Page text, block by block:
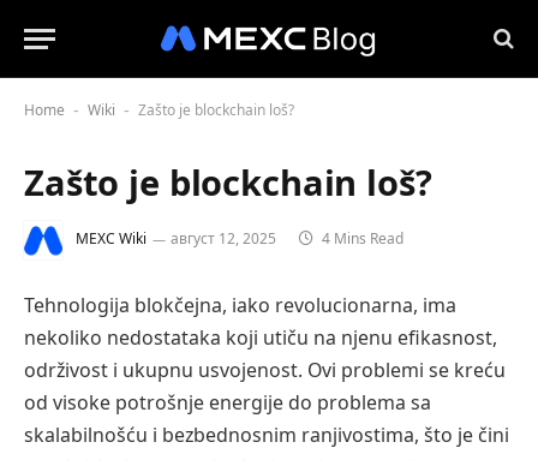
Home - Wiki - Zašto je blockchain loš?
Zašto je blockchain loš?
MEXC Wiki август 12, 2025 4 Mins Read
Tehnologija blokčejna, iako revolucionarna, ima
nekoliko nedostataka koji utiču na njenu efikasnost,
održivost i ukupnu usvojenost. Ovi problemi se kreću
od visoke potrošnje energije do problema sa
skalabilnošću i bezbednosnim ranjivostima, što je čini